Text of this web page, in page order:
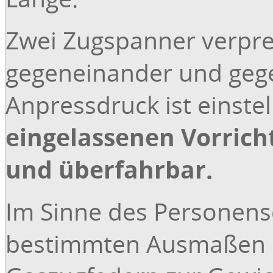
Zwei Zugspanner
gegeneinander und
Anpressdruck ist
eingelassenen
und überfahrbar.
Im Sinne des
bestimmten